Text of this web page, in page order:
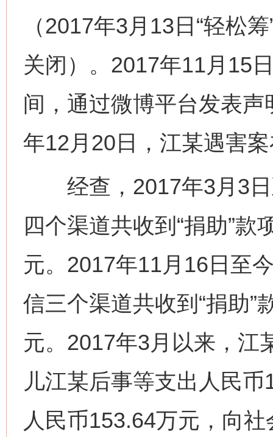
（2017年3月13日“轻松
关闭）。2017年11月15
间，通过微博平台发表
年12月20日，江某遇害
经查，2017年3月3日
四个渠道共收到“捐助”
元。2017年11月16日至
信三个渠道共收到“捐助”
元。2017年3月以来，江
儿江某后事等支出人民
人民币153.64万元，向